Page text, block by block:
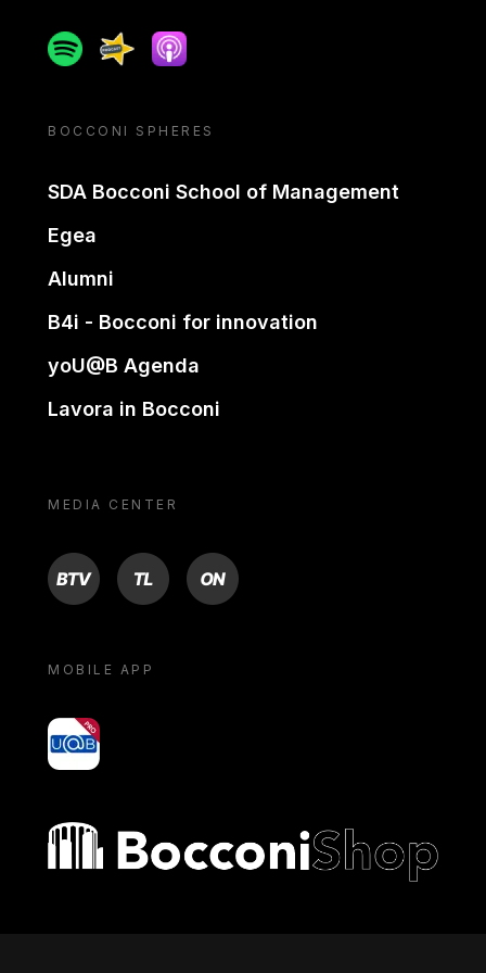
SpotifySpreakerApple podcast
BOCCONI SPHERES
SDA Bocconi School of Management
Egea
Alumni
B4i - Bocconi for innovation
yoU@B Agenda
Lavora in Bocconi
MEDIA CENTER
BTV TL ON
MOBILE APP
yoU@B
Bocconi shop